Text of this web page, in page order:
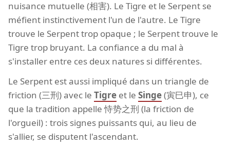
nuisance mutuelle (相害). Le Tigre et le Serpent se
méfient instinctivement l'un de l'autre. Le Tigre
trouve le Serpent trop opaque ; le Serpent trouve le
Tigre trop bruyant. La confiance a du mal à
s'installer entre ces deux natures si différentes.
Le Serpent est aussi impliqué dans un triangle de
friction (三刑) avec le Tigre et le Singe(寅巳申), ce
que la tradition appelle 恃势之刑 (la friction de
l'orgueil) : trois signes puissants qui, au lieu de
s'allier, se disputent l'ascendant.